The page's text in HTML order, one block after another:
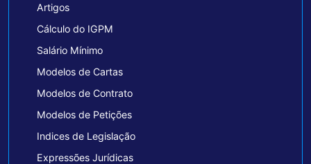
Artigos
Cálculo do IGPM
Salário Mínimo
Modelos de Cartas
Modelos de Contrato
Modelos de Petições
Indices de Legislação
Expressões Jurídicas